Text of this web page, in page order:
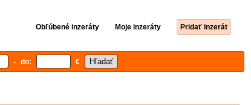
Obľúbené inzeráty Moje inzeráty Pridať inzerát
- do: €